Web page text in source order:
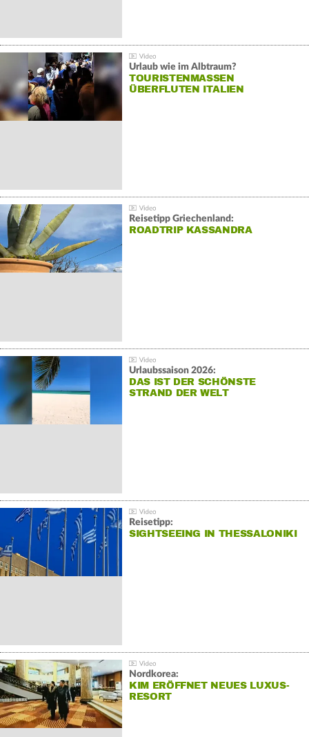
Urlaub wie im Albtraum?
TOURISTENMASSEN
ÜBERFLUTEN ITALIEN
Reisetipp Griechenland:
ROADTRIP KASSANDRA
Urlaubssaison 2026:
DAS IST DER SCHÖNSTE
STRAND DER WELT
Reisetipp:
SIGHTSEEING IN THESSALONIKI
Nordkorea:
KIM ERÖFFNET NEUES LUXUS-
RESORT